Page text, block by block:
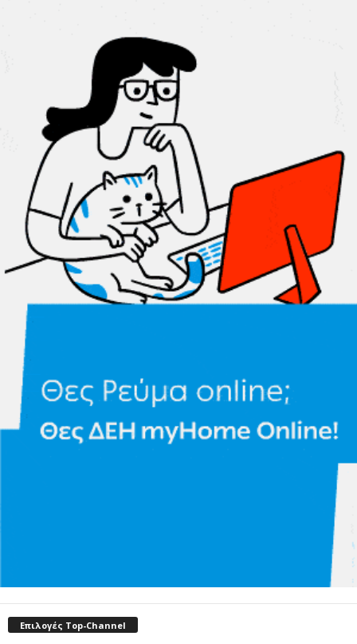
Επιλογές Top-Channel